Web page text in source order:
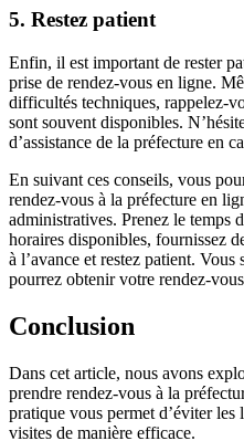
5. Restez patient
Enfin, il est important de rester
prise de rendez-vous en ligne.
difficultés techniques, rappelez-
sont souvent disponibles.
d’assistance de la préfecture en
En suivant ces conseils, vous
rendez-vous à la préfecture en
administratives. Prenez le temps
horaires disponibles, fournissez
à l’avance et restez patient.
pourrez obtenir votre rendez-
Conclusion
Dans cet article, nous avons
prendre rendez-vous à la
pratique vous permet d’éviter
visites de manière efficace.